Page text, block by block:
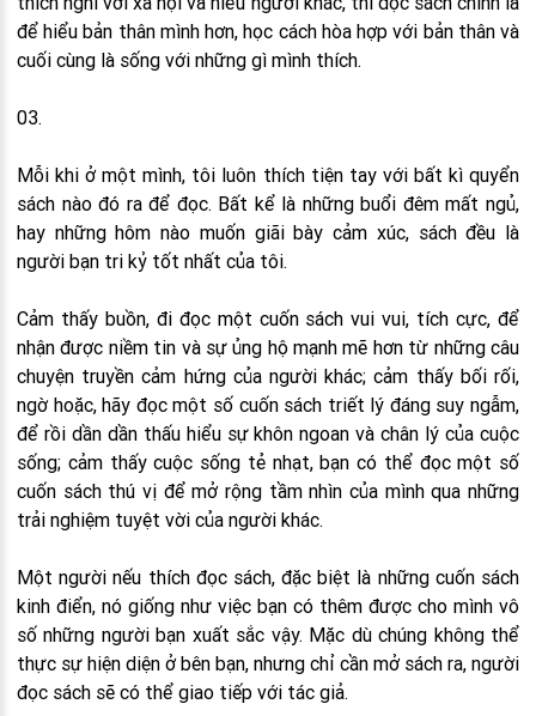
để hiểu bản thân mình hơn, học cách hòa hợp với bản thân và
cuối cùng là sống với những gì mình thích.
03.
Mỗi khi ở một mình, tôi luôn thích tiện tay với bất kì quyển
sách nào đó ra để đọc. Bất kể là những buổi đêm mất ngủ,
hay những hôm nào muốn giãi bày cảm xúc, sách đều là
người bạn tri kỷ tốt nhất của tôi.
Cảm thấy buồn, đi đọc một cuốn sách vui vui, tích cực, để
nhận được niềm tin và sự ủng hộ mạnh mẽ hơn từ những câu
chuyện truyền cảm hứng của người khác; cảm thấy bối rối,
ngờ hoặc, hãy đọc một số cuốn sách triết lý đáng suy ngẫm,
để rồi dần dần thấu hiểu sự khôn ngoan và chân lý của cuộc
sống; cảm thấy cuộc sống tẻ nhạt, bạn có thể đọc một số
cuốn sách thú vị để mở rộng tầm nhìn của mình qua những
trải nghiệm tuyệt vời của người khác.
Một người nếu thích đọc sách, đặc biệt là những cuốn sách
kinh điển, nó giống như việc bạn có thêm được cho mình vô
số những người bạn xuất sắc vậy. Mặc dù chúng không thể
thực sự hiện diện ở bên bạn, nhưng chỉ cần mở sách ra, người
đọc sách sẽ có thể giao tiếp với tác giả.